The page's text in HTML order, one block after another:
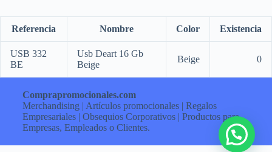
Referencia Nombre Color Existencia
USB 332
BE
Usb Deart 16 Gb
Beige
Beige 0
Comprapromocionales.com
Merchandising | Artículos promocionales | Regalos
Empresariales | Obsequios Corporativos | Productos para
Empresas, Empleados o Clientes.